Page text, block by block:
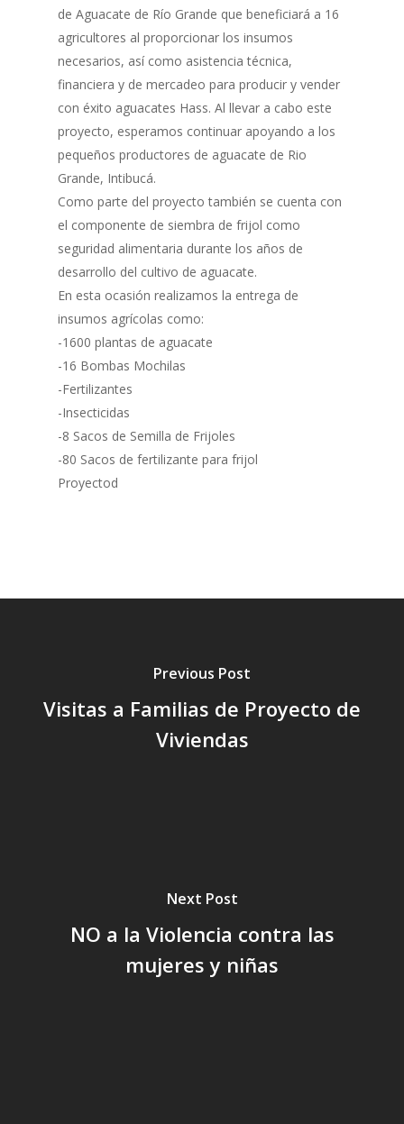
de Aguacate de Río Grande que beneficiará a 16
agricultores al proporcionar los insumos
necesarios, así como asistencia técnica,
financiera y de mercadeo para producir y vender
con éxito aguacates Hass. Al llevar a cabo este
proyecto, esperamos continuar apoyando a los
pequeños productores de aguacate de Rio
Grande, Intibucá.
Como parte del proyecto también se cuenta con
el componente de siembra de frijol como
seguridad alimentaria durante los años de
desarrollo del cultivo de aguacate.
En esta ocasión realizamos la entrega de
insumos agrícolas como:
-1600 plantas de aguacate
-16 Bombas Mochilas
-Fertilizantes
-Insecticidas
-8 Sacos de Semilla de Frijoles
-80 Sacos de fertilizante para frijol
Proyectod
Previous Post
Visitas a Familias de Proyecto de
Viviendas
Next Post
NO a la Violencia contra las
mujeres y niñas
Inicio
Quienes Somos
Programas